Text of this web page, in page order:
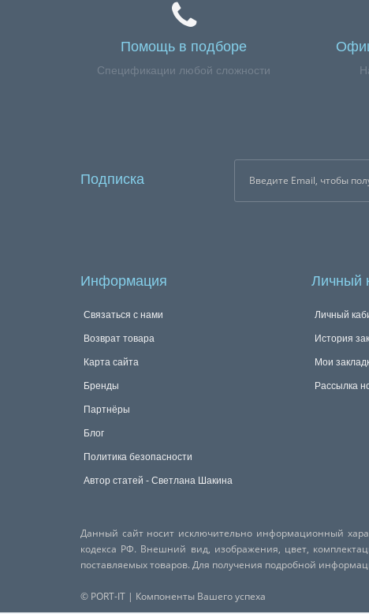
Помощь в подборе
Спецификации любой сложности
Подписка
Информация
Связаться с нами
Возврат товара
Карта сайта
Бренды
Партнёры
Блог
Политика безопасности
Автор статей - Светлана Шакина
Личный
Личный
История
Мои
Рассылка
Данный сайт носит исключительно информационный
кодекса РФ. Внешний вид, изображения, цвет,
поставляемых товаров. Для получения подробной
© PORT-IT | Компоненты Вашего успеха